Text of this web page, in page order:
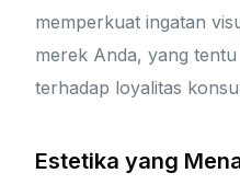
memperkuat ingatan
merek Anda, yang
terhadap loyalitas
Estetika yang